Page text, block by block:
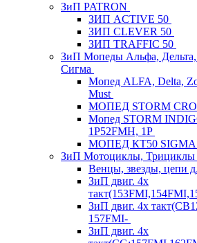
ЗиП PATRON
ЗИП ACTIVE 50
ЗИП CLEVER 50
ЗИП TRAFFIC 50
ЗиП Мопеды Альфа,
Сигма
Мопед ALFA, Delta,
Must
МОПЕД STORM
Мопед STORM
1P52FMH, 1P
МОПЕД КТ50 SIGMA
ЗиП Мотоциклы, Трициклы
Венцы, звезды, цепи
ЗиП двиг. 4х
ЗиП двиг. 4х
157FMI-
ЗиП двиг. 4х